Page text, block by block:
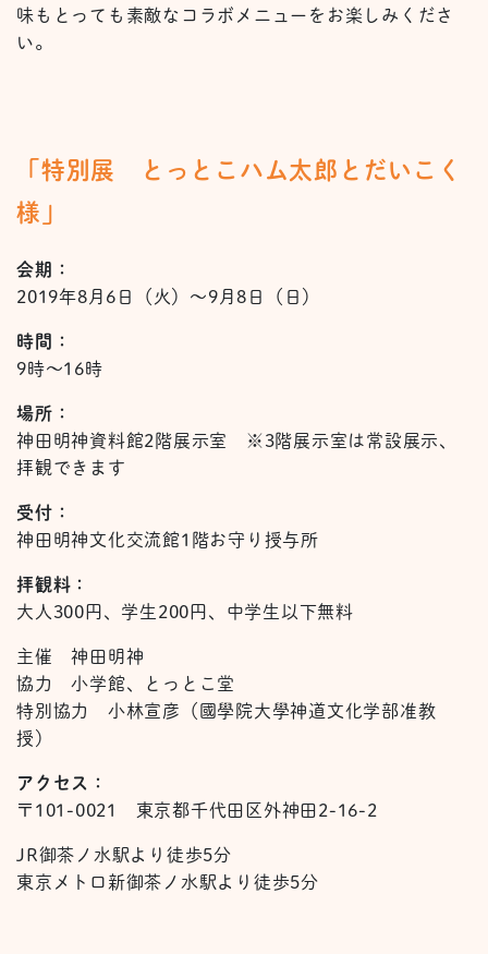
味もとっても素敵なコラボメニューをお楽しみくださ
い。
「特別展 とっとこハム太郎とだいこく
様」
会期：
2019年8月6日（火）～9月8日（日）
時間：
9時～16時
場所：
神田明神資料館2階展示室 ※3階展示室は常設展示、
拝観できます
受付：
神田明神文化交流館1階お守り授与所
拝観料：
大人300円、学生200円、中学生以下無料
主催 神田明神
協力 小学館、とっとこ堂
特別協力 小林宣彦（國學院大學神道文化学部准教
授）
アクセス：
〒101-0021 東京都千代田区外神田2-16-2
JR御茶ノ水駅より徒歩5分
東京メトロ新御茶ノ水駅より徒歩5分